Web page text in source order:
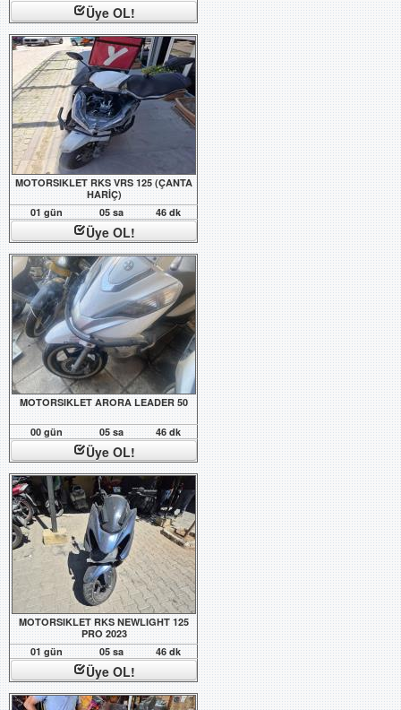
Üye OL!
MOTORSIKLET RKS VRS 125 (ÇANTA
HARİÇ)
01 gün
05 sa 46 dk
Üye OL!
MOTORSIKLET ARORA LEADER 50
00 gün 05 sa 46 dk
Üye OL!
MOTORSIKLET RKS NEWLIGHT 125
PRO 2023
01 gün
05 sa 46 dk
Üye OL!